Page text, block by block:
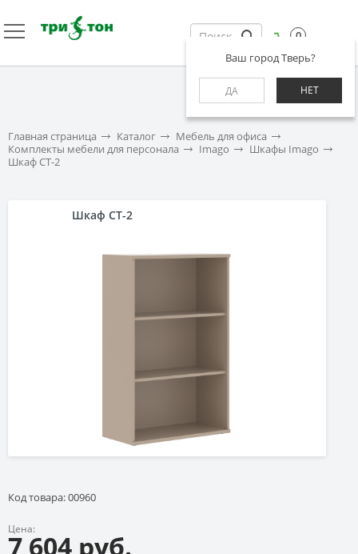
Ваш город Тверь?
ДА НЕТ
0
Главная страница Каталог
Мебель для офиса
Комплекты мебели для персонала
Imago
Шкафы Imago
Шкаф СТ-2
Шкаф СТ-2
Код товара: 00960
Цена:
7 604 руб.